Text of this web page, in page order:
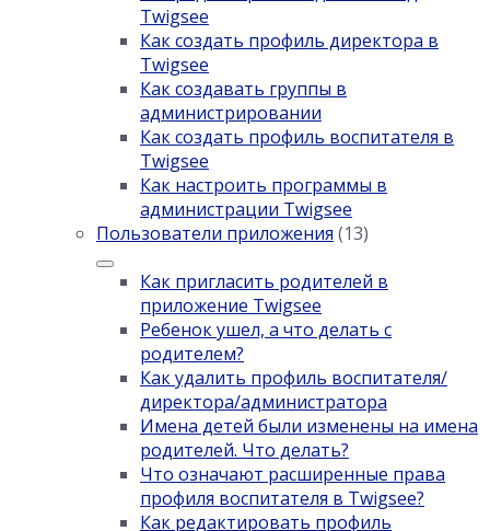
Twigsee
Как создать профиль директора в
Twigsee
Как создавать группы в
администрировании
Как создать профиль воспитателя в
Twigsee
Как настроить программы в
администрации Twigsee
Пользователи приложения (13)
Как пригласить родителей в
приложение Twigsee
Ребенок ушел, а что делать с
родителем?
Как удалить профиль воспитателя/
директора/администратора
Имена детей были изменены на имена
родителей. Что делать?
Что означают расширенные права
профиля воспитателя в Twigsee?
Как редактировать профиль